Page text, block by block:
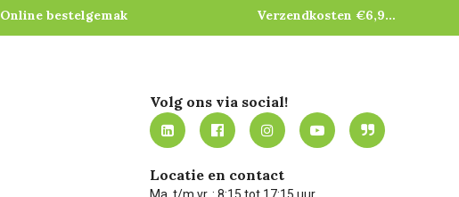
Online bestelgemak Verzendkosten €6,95 – gratis bij je eerste bestelling vanaf €200
Volg ons via social!
Locatie en contact
Ma. t/m vr. : 8:15 tot 17:15 uur